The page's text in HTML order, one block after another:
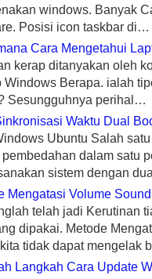
windows. Banyak
Posisi icon taskbar di…
Cara Mengetahui
kerap ditanyakan oleh
Windows Berapa. ialah
Sesungguhnya perihal…
Waktu Dual
Ubuntu Salah
dalam satu
sistem dengan
Mengatasi Volume
telah jadi Kerutinan
dipakai. Metode
tidak dapat mengelak
Langkah Cara Update